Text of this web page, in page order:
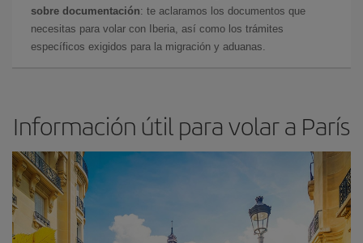
sobre documentación: te aclaramos los documentos que
necesitas para volar con Iberia, así como los trámites
específicos exigidos para la migración y aduanas.
Información útil para volar a París